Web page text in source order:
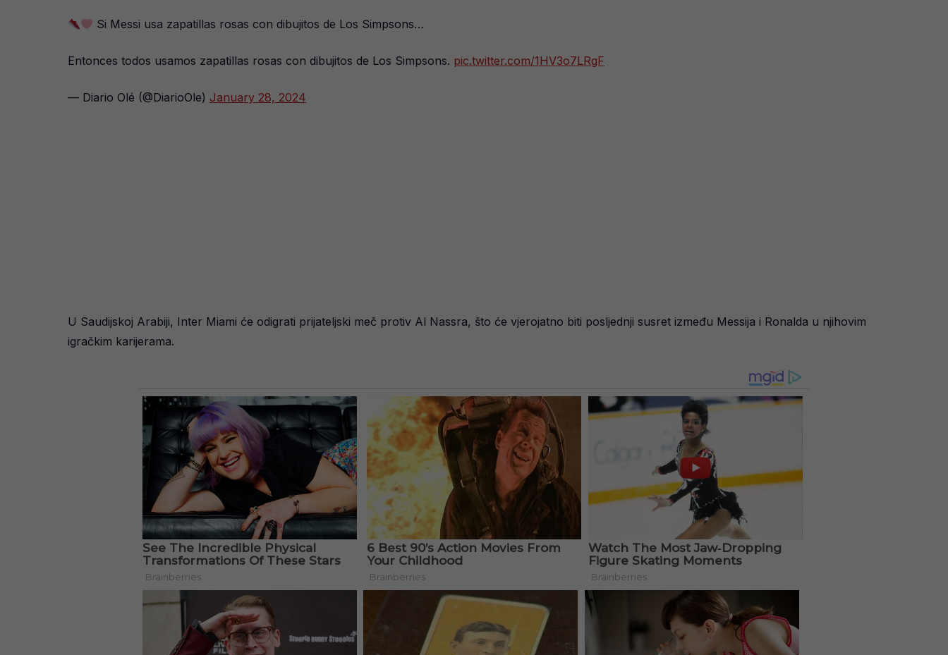
Si Messi usa zapatillas rosas con dibujitos de Los Simpsons…
Entonces todos usamos zapatillas rosas con dibujitos de Los Simpsons. pic.twitter.com/1HV3o7LRgF
— Diario Olé (@DiarioOle) January 28, 2024
U Saudijskoj Arabiji, Inter Miami će odigrati prijateljski meč protiv Al Nassra, što će vjerojatno biti posljednji susret između Messija i Ronalda u njihovim
igračkim karijerama.